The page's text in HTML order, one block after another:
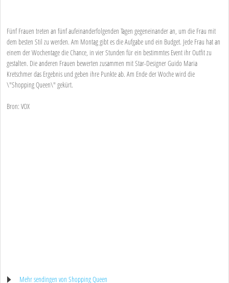
Fünf Frauen treten an fünf aufeinanderfolgenden Tagen gegeneinander an, um die Frau mit
dem besten Stil zu werden. Am Montag gibt es die Aufgabe und ein Budget. Jede Frau hat an
einem der Wochentage die Chance, in vier Stunden für ein bestimmtes Event ihr Outfit zu
gestalten. Die anderen Frauen bewerten zusammen mit Star-Designer Guido Maria
Kretschmer das Ergebnis und geben ihre Punkte ab. Am Ende der Woche wird die
\"Shopping Queen\" gekürt.
Bron: VOX
Mehr sendingen von Shopping Queen